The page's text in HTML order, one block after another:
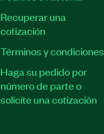
Recuperar una
cotización
Términos y condiciones
Haga su pedido por
número de parte o
solicite una cotización